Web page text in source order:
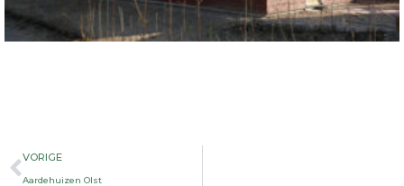
Vorige
VORIGE
Aardehuizen Olst